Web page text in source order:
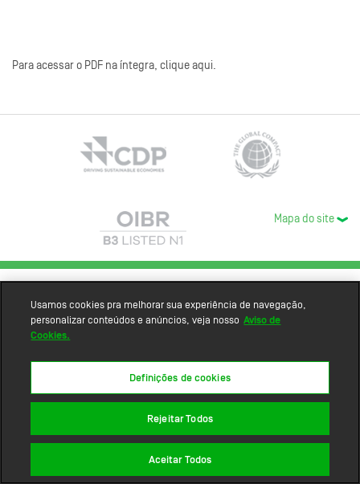
Para acessar o PDF na íntegra, clique aqui.
Mapa do site
Usamos cookies pra melhorar sua experiência de navegação,
personalizar conteúdos e anúncios, veja nosso Aviso de
Cookies.
Definições de cookies
Rejeitar Todos
Aceitar Todos